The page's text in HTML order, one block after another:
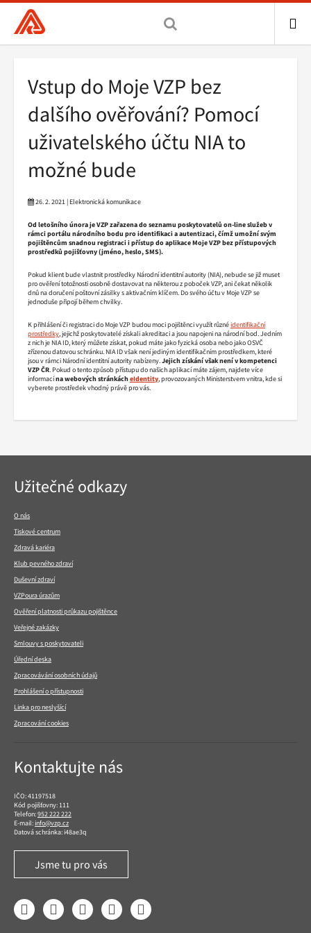
Všeobecná
zdravotní
hlavní
stránka
Drobečková
navigace
Vstup do Moje VZP bez
dalšího ověřování? Pomocí
uživatelského účtu NIA to
možné bude
26. 2. 2021 | Elektronická komunikace
Od letošního února je VZP zařazena do seznamu poskytovatelů on-line služeb v
rámci portálu národního bodu pro identifikaci a autentizaci, čímž umožní svým
pojištěncům snadnou registraci i přístup do aplikace Moje VZP bez přístupových
prostředků pojišťovny (jméno, heslo, SMS).
Pokud klient bude vlastnit prostředky Národní identitní autority (NIA), nebude se již muset
pro ověření totožnosti osobně dostavovat na některou z poboček VZP, ani čekat několik
dnů na doručení poštovní zásilky s aktivačním klíčem. Do svého účtu v Moje VZP se
jednoduše připojí během chvilky.
K přihlášení či registraci do Moje VZP budou moci pojištěnci využít různéidentifikační
prostředky, jejichž poskytovatelé získali akreditaci a jsou napojeni na národní bod. Jedním
z nich je NIA ID, který můžete získat, pokud máte jako fyzická osoba nebo jako OSVČ
zřízenou datovou schránku. NIA ID však není jediným identifikačním prostředkem, které
jsou v rámci Národní identitní autority nabízeny.Jejich získání však není v kompetenci
VZP ČR. Pokud o tento způsob přístupu do našich aplikací máte zájem, najdete více
informacína webových stránkácheIdentity, provozovaných Ministerstvem vnitra, kde si
vyberete prostředek vhodný právě pro vás.
Navigace
v
Užitečné odkazy
O nás
Tiskové centrum
Zdravá kariéra
Klub pevného zdraví
Duševní zdraví
VZPoura úrazům
Ověření platnosti průkazu pojištěnce
Veřejné zakázky
Smlouvy s poskytovateli
Úřední deska
Zpracovávání osobních údajů
Prohlášení o přístupnosti
Linka pro neslyšící
Zpracování cookies
Kontaktujte nás
IČO: 41197518
Kód pojišťovny: 111
Telefon:952 222 222
E-mail:info@vzp.cz
Datová schránka: i48ae3q
Jsme tu pro vás
FacebookLinkedIn YouTube InstagramTwitter